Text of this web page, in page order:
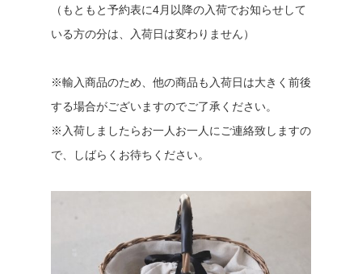
（もともと予約表に4月以降の入荷でお知らせして
いる方の分は、入荷日は変わりません）
※輸入商品のため、他の商品も入荷日は大きく前後
する場合がございますのでご了承ください。
※入荷しましたらお一人お一人にご連絡致しますの
で、しばらくお待ちください。